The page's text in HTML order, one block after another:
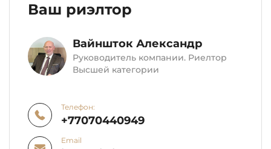
Ваш риэлтор
Вайншток Александр
Руководитель компании. Риелтор
Высшей категории
Телефон:
+77070440949
Email